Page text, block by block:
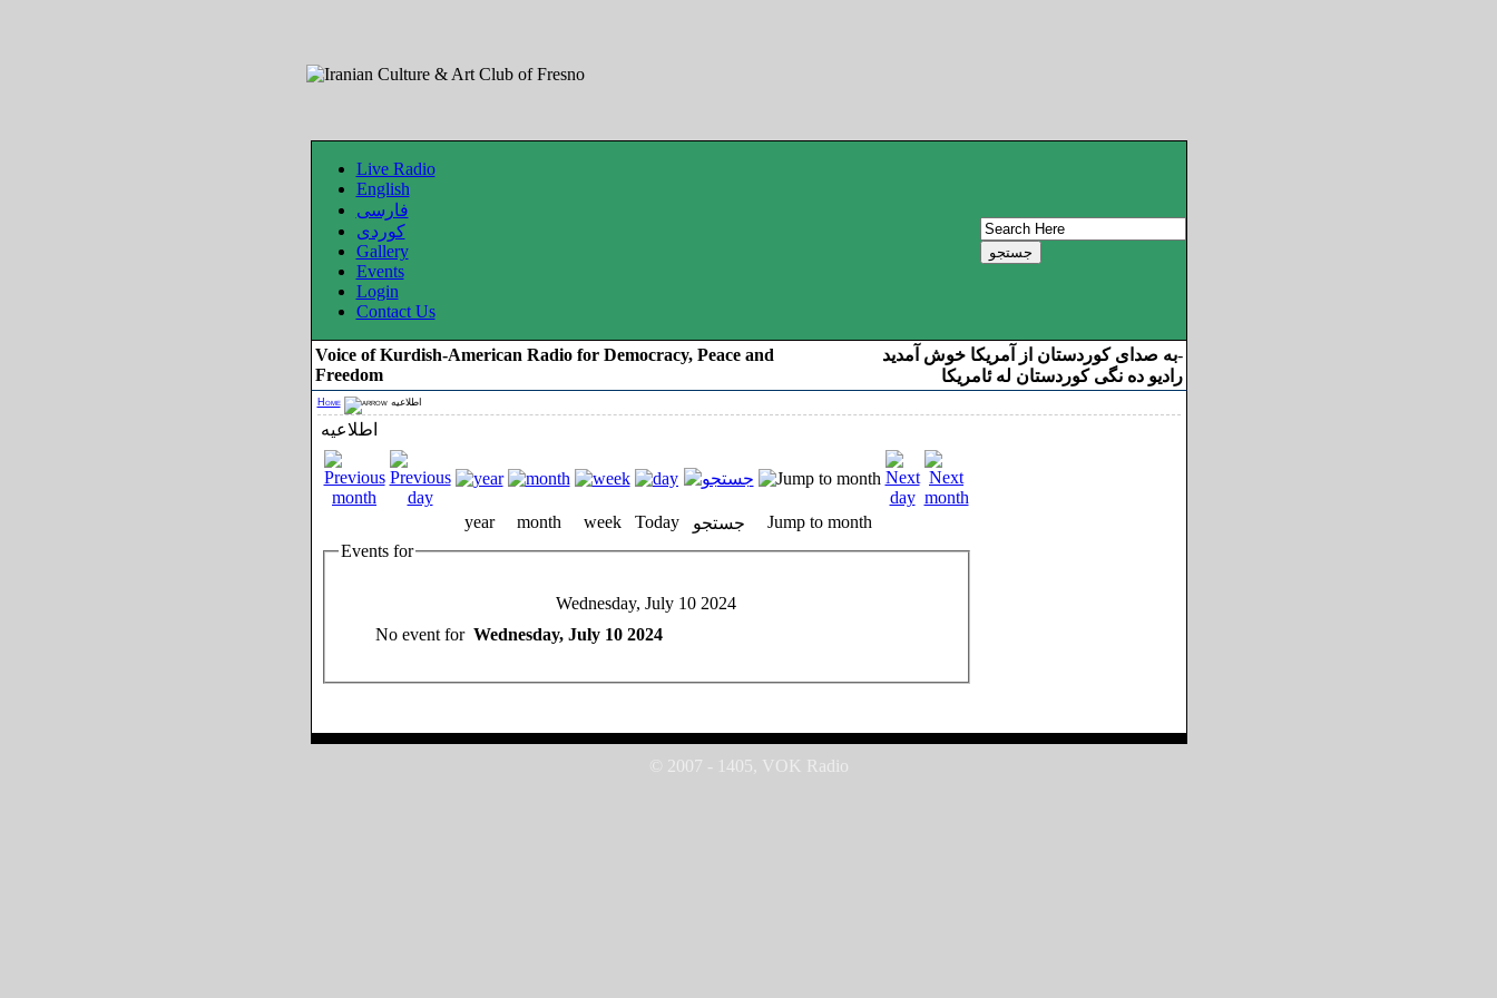
Live Radio
English
فارسی
کوردی
Gallery
Events
Login
Contact Us
به صدای کوردستان از آمریکا خوش آمدید-
رادیو ده نگی کوردستان له ئامریکا
Voice of Kurdish-American Radio for Democracy, Peace and
Freedom
Home اطلاعیه
اطلاعیه
year month week Today جستجو
Jump to month
Events for
Wednesday, July 10 2024
No event for Wednesday, July 10 2024
© 2007 - 1405, VOK Radio